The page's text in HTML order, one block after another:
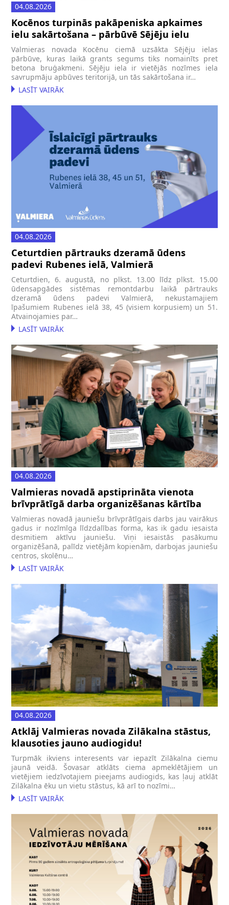
04.08.2026
Kocēnos turpinās pakāpeniska apkaimes
ielu sakārtošana – pārbūvē Sējēju ielu
Valmieras novada Kocēnu ciemā uzsākta Sējēju ielas
pārbūve, kuras laikā grants segums tiks nomainīts pret
betona bruģakmeni. Sējēju iela ir vietējās nozīmes iela
savrupmāju apbūves teritorijā, un tās sakārtošana ir…
LASĪT VAIRĀK
04.08.2026
Ceturtdien pārtrauks dzeramā ūdens
padevi Rubenes ielā, Valmierā
Ceturtdien, 6. augustā, no plkst. 13.00 līdz plkst. 15.00
ūdensapgādes sistēmas remontdarbu laikā pārtrauks
dzeramā ūdens padevi Valmierā, nekustamajiem
īpašumiem Rubenes ielā 38, 45 (visiem korpusiem) un 51.
Atvainojamies par…
LASĪT VAIRĀK
04.08.2026
Valmieras novadā apstiprināta vienota
brīvprātīgā darba organizēšanas kārtība
Valmieras novadā jauniešu brīvprātīgais darbs jau vairākus
gadus ir nozīmīga līdzdalības forma, kas ik gadu iesaista
desmitiem aktīvu jauniešu. Viņi iesaistās pasākumu
organizēšanā, palīdz vietējām kopienām, darbojas jauniešu
centros, skolēnu…
LASĪT VAIRĀK
04.08.2026
Atklāj Valmieras novada Zilākalna stāstus,
klausoties jauno audiogidu!
Turpmāk ikviens interesents var iepazīt Zilākalna ciemu
jaunā veidā. Šovasar atklāts ciema apmeklētājiem un
vietējiem iedzīvotajiem pieejams audiogids, kas ļauj atklāt
Zilākalna ēku un vietu stāstus, kā arī to nozīmi…
LASĪT VAIRĀK